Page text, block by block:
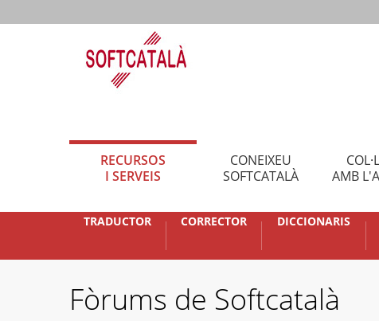
RECURSOS
I SERVEIS
CONEIXEU
SOFTCATALÀ
AMB
TRADUCTOR CORRECTOR DICCIONARIS
Fòrums de Softcatalà